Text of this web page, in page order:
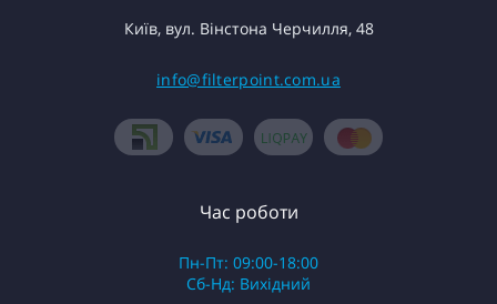
Київ, вул. Вінстона Черчилля, 48
info@filterpoint.com.ua
Час роботи
Пн-Пт: 09:00-18:00
Сб-Нд: Вихідний